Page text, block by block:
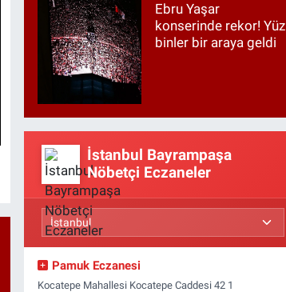
Ebru Yaşar
konserinde rekor! Yüz
binler bir araya geldi
İstanbul Bayrampaşa
Nöbetçi Eczaneler
Pamuk Eczanesi
Kocatepe Mahallesi Kocatepe Caddesi 42 1